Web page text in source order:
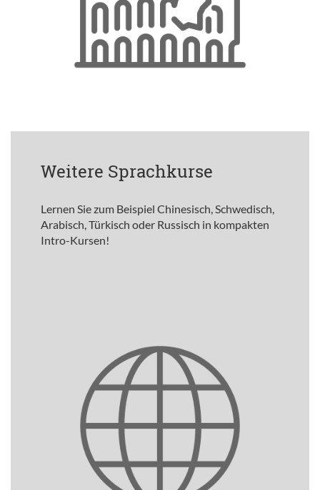
Weitere Sprachkurse
Lernen Sie zum Beispiel Chinesisch, Schwedisch,
Arabisch, Türkisch oder Russisch in kompakten
Intro-Kursen!